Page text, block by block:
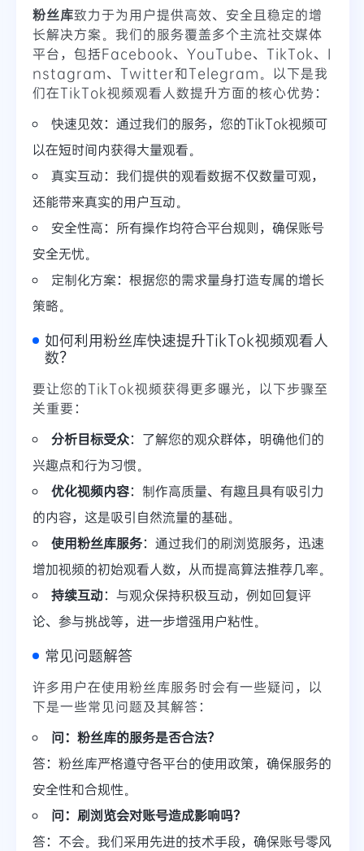
粉丝库致力于为用户提供高效、安全且稳定的增
长解决方案。我们的服务覆盖多个主流社交媒体
平台，包括Facebook、YouTube、TikTok、I
nstagram、Twitter和Telegram。以下是我
们在TikTok视频观看人数提升方面的核心优势：
快速见效：通过我们的服务，您的TikTok视频可
以在短时间内获得大量观看。
真实互动：我们提供的观看数据不仅数量可观，
还能带来真实的用户互动。
安全性高：所有操作均符合平台规则，确保账号
安全无忧。
定制化方案：根据您的需求量身打造专属的增长
策略。
如何利用粉丝库快速提升TikTok视频观看人
数？
要让您的TikTok视频获得更多曝光，以下步骤至
关重要：
分析目标受众：了解您的观众群体，明确他们的
兴趣点和行为习惯。
优化视频内容：制作高质量、有趣且具有吸引力
的内容，这是吸引自然流量的基础。
使用粉丝库服务：通过我们的刷浏览服务，迅速
增加视频的初始观看人数，从而提高算法推荐几率。
持续互动：与观众保持积极互动，例如回复评
论、参与挑战等，进一步增强用户粘性。
常见问题解答
许多用户在使用粉丝库服务时会有一些疑问，以
下是一些常见问题及其解答：
问：粉丝库的服务是否合法？
答：粉丝库严格遵守各平台的使用政策，确保服务的
安全性和合规性。
问：刷浏览会对账号造成影响吗？
答：不会。我们采用先进的技术手段，确保账号零风